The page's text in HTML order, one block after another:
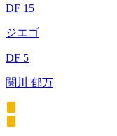
DF 15
ジエゴ
DF 5
関川 郁万